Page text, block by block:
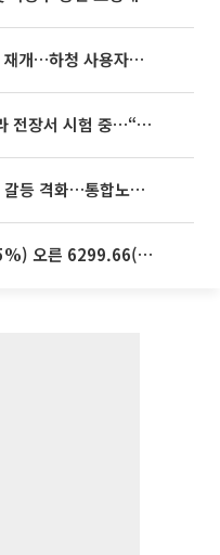
현대차·기아, 이번 주 임단협 재개…하청 사용자성 재심도 ‘변수’
중…“스타트업 여러 곳 참여”
SK하이닉스 ‘자사주 성과급’ 갈등 격화…통합노조 출범 움직임
오른 6299.66(마감)